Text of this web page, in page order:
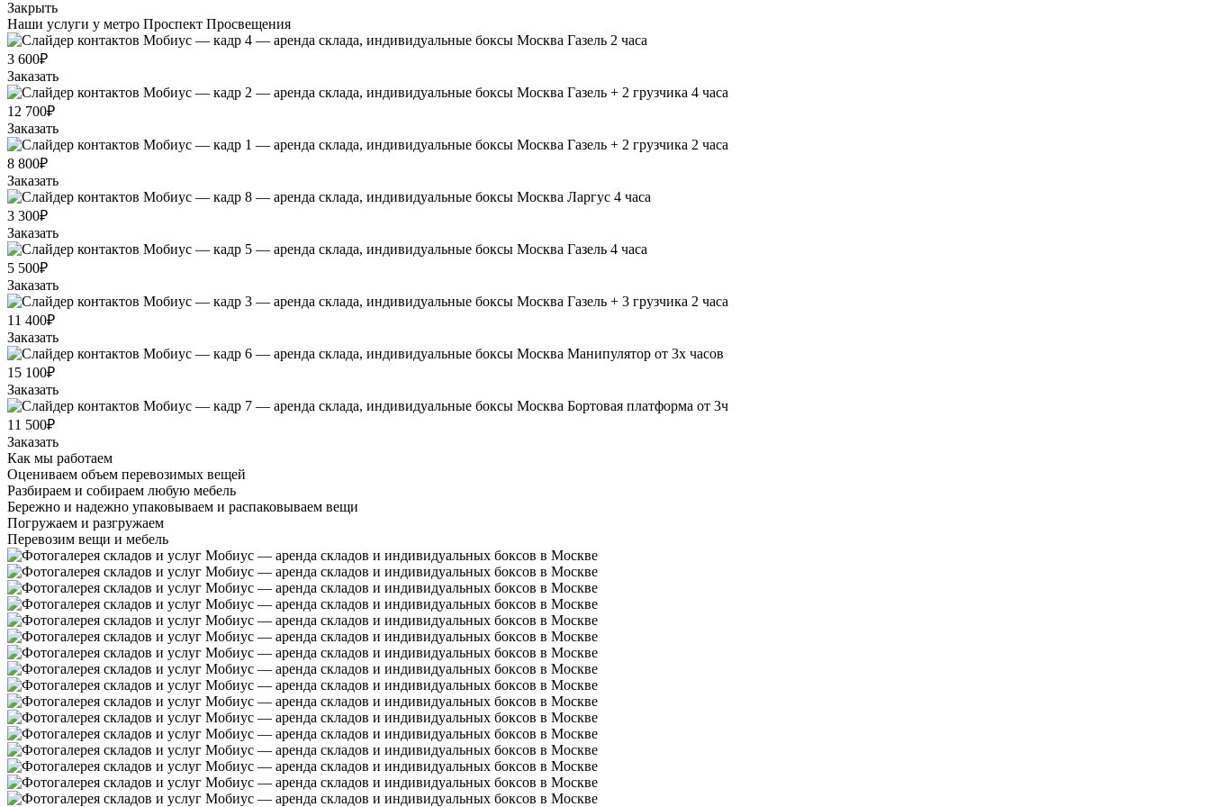
Закрыть
Наши услуги у метро Проспект Просвещения
Газель 2 часа
3 600₽
Заказать
Газель + 2 грузчика 4 часа
12 700₽
Заказать
Газель + 2 грузчика 2 часа
8 800₽
Заказать
Ларгус 4 часа
3 300₽
Заказать
Газель 4 часа
5 500₽
Заказать
Газель + 3 грузчика 2 часа
11 400₽
Заказать
Манипулятор от 3х часов
15 100₽
Заказать
Бортовая платформа от 3ч
11 500₽
Заказать
Как мы работаем
Оцениваем объем перевозимых вещей
Разбираем и собираем любую мебель
Бережно и надежно упаковываем и распаковываем вещи
Погружаем и разгружаем
Перевозим вещи и мебель